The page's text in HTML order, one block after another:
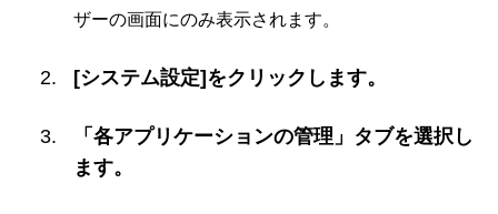
ザーの画面にのみ表示されます。
[システム設定]をクリックします。
「各アプリケーションの管理」タブを選択し
ます。